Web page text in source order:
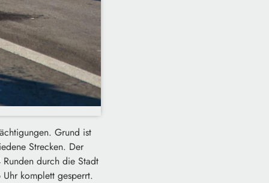
Grund ist
Strecken. Der
durch die Stadt
komplett gesperrt.